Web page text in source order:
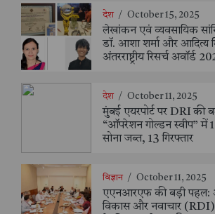
देश / October 15, 2025
लेखांकन एवं व्यवसायिक
डॉ. आशा शर्मा और आदित्य
अंतरराष्ट्रीय रिसर्च अवॉर्ड
देश / October 11, 2025
मुंबई एयरपोर्ट पर DRI की
“ऑपरेशन गोल्डन स्वीप” में
सोना जब्त, 13 गिरफ्तार
विज्ञान / October 11, 2025
एएनआरएफ की बड़ी पहल:
विकास और नवाचार